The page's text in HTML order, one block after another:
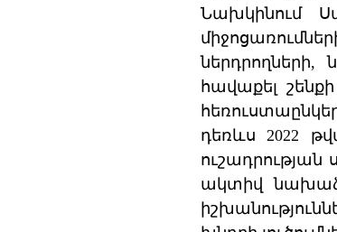
Նախկինում
ներդրողների,
հավաքել
դեռևս 2022
ուշադրության
ակտիվ